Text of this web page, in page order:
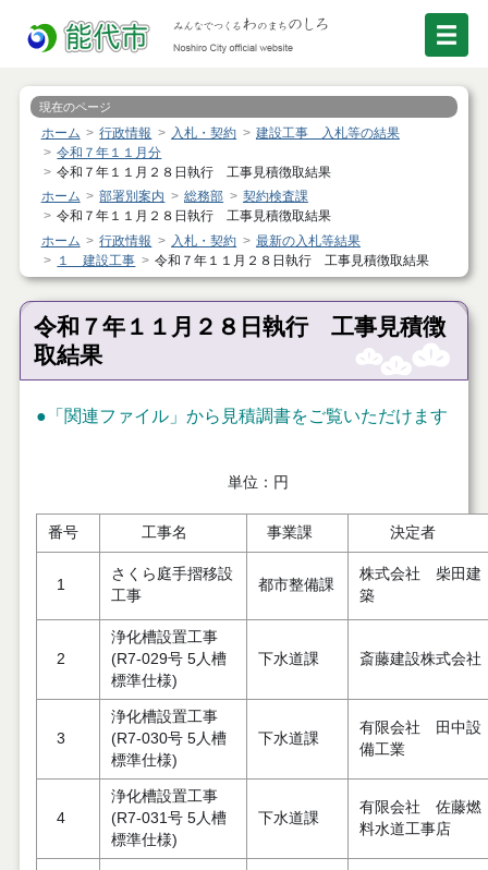
現在のページ
ホーム 行政情報 入札・契約
建設工事 入札等の結果
令和７年１１月分
令和７年１１月２８日執行 工事見積徴取結果
ホーム
部署別案内 総務部
契約検査課
令和７年１１月２８日執行 工事見積徴取結果
ホーム
行政情報 入札・契約
最新の入札等結果
１ 建設工事
令和７年１１月２８日執行 工事見積徴取結果
令和７年１１月２８日執行 工事見積徴
取結果
●「関連ファイル」から見積調書をご覧いただけます
単位：円
番号 工事名 事業課 決定者
1
さくら庭手摺移設
工事
都市整備課
株式会社 柴田建
築
2
浄化槽設置工事
(R7-029号 5人槽
標準仕様)
下水道課 斎藤建設株式会社
3
浄化槽設置工事
(R7-030号 5人槽
標準仕様)
下水道課
有限会社 田中設
備工業
4
浄化槽設置工事
(R7-031号 5人槽
標準仕様)
下水道課
有限会社 佐藤燃
料水道工事店